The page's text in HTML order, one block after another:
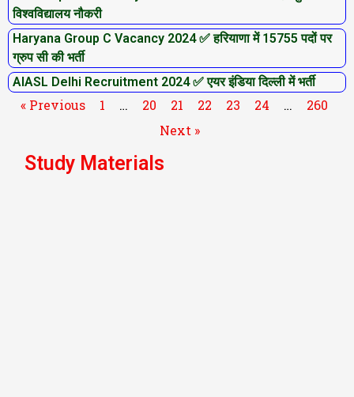
विश्वविद्यालय नौकरी
Haryana Group C Vacancy 2024 ✅ हरियाणा में 15755 पदों पर
ग्रुप सी की भर्ती
AIASL Delhi Recruitment 2024 ✅ एयर इंडिया दिल्ली में भर्ती
« Previous 1 … 20 21 22 23 24 …
260
Next »
Study Materials